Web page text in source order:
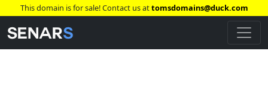
This domain is for sale! Contact us attomsdomains@duck.com